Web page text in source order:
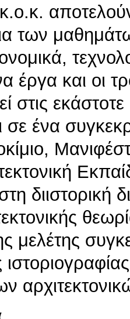
κ.ο.κ.
των
έργα και οι
στις
σε ένα
στη
μελέτης